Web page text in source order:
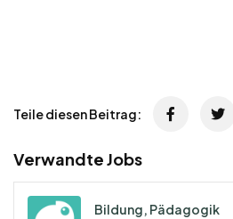
Teile diesen Beitrag:
Verwandte Jobs
Bildung, Pädagogik